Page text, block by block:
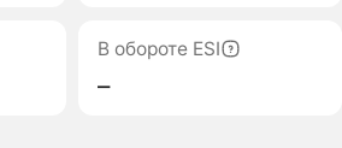
В обороте ESI
‒